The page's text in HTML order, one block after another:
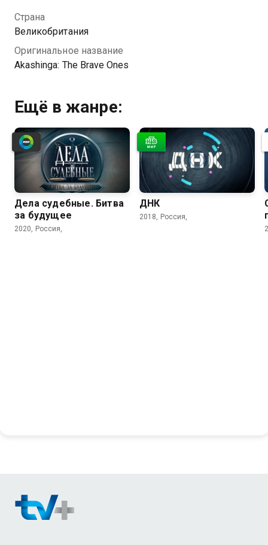
интенсивный тренировочный отбор
Страна
Великобритания
Оригинальное название
Akashinga: The Brave Ones
Ещё в жанре:
Дела судебные. Битва
за будущее
2020, Россия,
ДНК
2018, Россия,